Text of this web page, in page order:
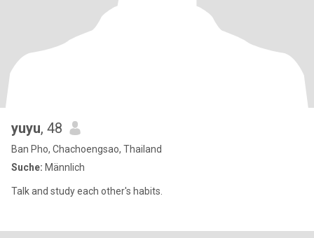
yuyu, 48
Ban Pho, Chachoengsao, Thailand
Suche: Männlich
Talk and study each other's habits.